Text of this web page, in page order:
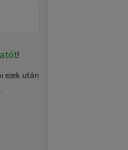
!
ezek után